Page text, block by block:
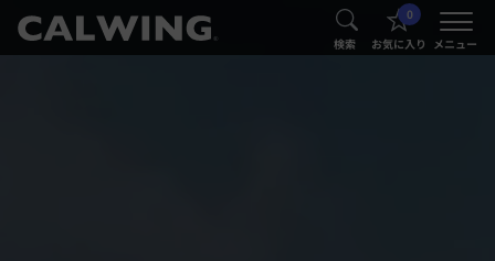
® 検索
0
お気に入り メニュー
®